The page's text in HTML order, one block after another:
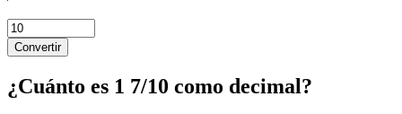
Convertir
¿Cuánto es 1 7/10 como decimal?